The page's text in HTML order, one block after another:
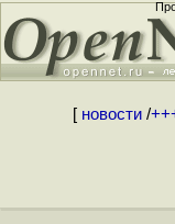
[ новости/